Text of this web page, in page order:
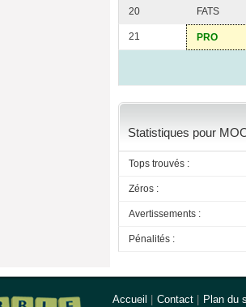
20 FATS
21 PRO
Statistiques pour
Tops trouvés :
Zéros :
Avertissements :
Pénalités :
Accueil Contact Plan du